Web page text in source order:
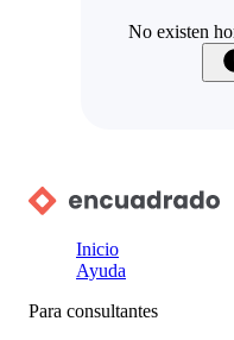
No existen
Inicio
Ayuda
Para consultantes